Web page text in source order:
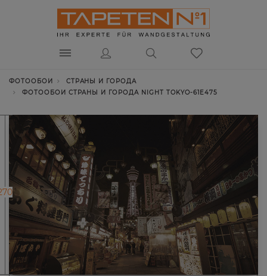
ФОТООБОИ
СТРАНЫ И ГОРОДА
ФОТООБОИ СТРАНЫ И ГОРОДА NIGHT TOKYO-61E475